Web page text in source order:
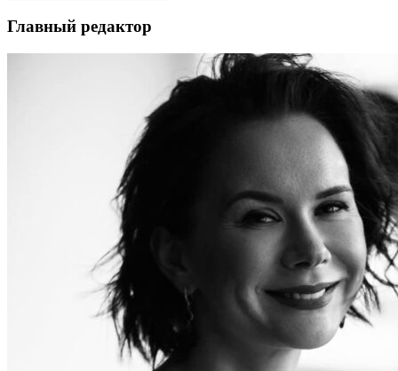
Главный редактор